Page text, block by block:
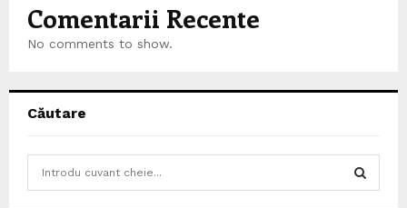
Comentarii Recente
No comments to show.
Căutare